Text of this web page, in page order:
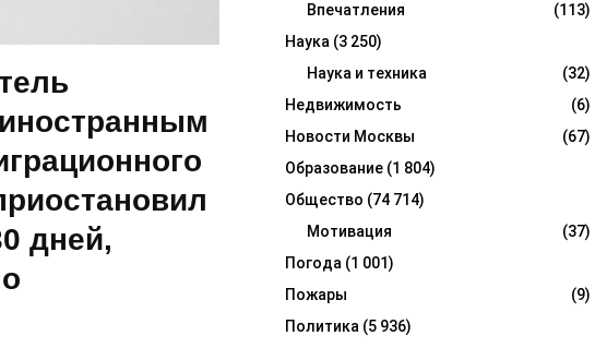
дней,
Впечатления
(113)
Наука (3 250)
Наука и техника
(32)
Недвижимость
(6)
Новости Москвы
(67)
Образование (1 804)
Общество (74 714)
Мотивация
(37)
Погода (1 001)
Пожары
(9)
Политика (5 936)